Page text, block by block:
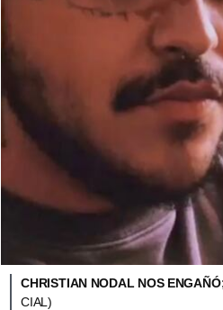
CHRISTIAN NODAL NOS
CIAL)